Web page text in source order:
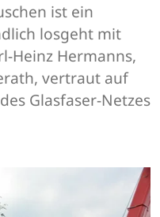
ist ein
losgeht mit
Heinz Hermanns,
vertraut auf
Glasfaser-Netzes